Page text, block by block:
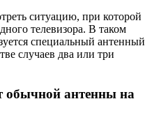
ситуацию, при которой
телевизора. В таком
специальный антенный
случаев два или три
обычной антенны на